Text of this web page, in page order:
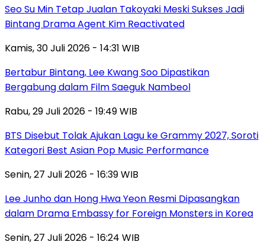
Seo Su Min Tetap Jualan Takoyaki Meski Sukses Jadi
Bintang Drama Agent Kim Reactivated
Kamis, 30 Juli 2026 - 14:31 WIB
Bertabur Bintang, Lee Kwang Soo Dipastikan
Bergabung dalam Film Saeguk Nambeol
Rabu, 29 Juli 2026 - 19:49 WIB
BTS Disebut Tolak Ajukan Lagu ke Grammy 2027, Soroti
Kategori Best Asian Pop Music Performance
Senin, 27 Juli 2026 - 16:39 WIB
Lee Junho dan Hong Hwa Yeon Resmi Dipasangkan
dalam Drama Embassy for Foreign Monsters in Korea
Senin, 27 Juli 2026 - 16:24 WIB